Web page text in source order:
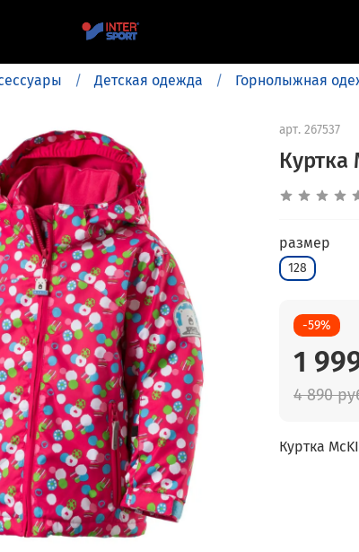
Детская одежда Горнолыжная
арт. 267537
Куртка
размер
128
-59%
1
4 890
Куртка